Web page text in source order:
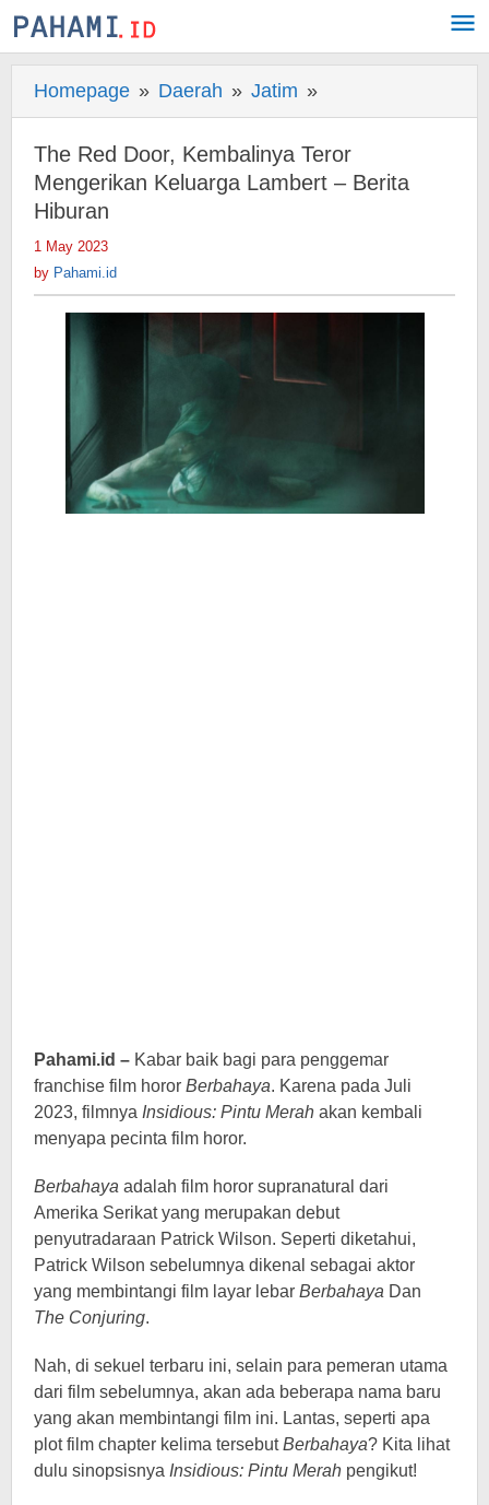
Skip
to
Homepage » Daerah » Jatim »
Red
Door,
Kembalinya
Lambert
Hiburan
The Red Door, Kembalinya Teror
Mengerikan Keluarga Lambert – Berita
Hiburan
1 May 2023
by Pahami.id
Pahami.id – Kabar baik bagi para penggemar
franchise film horor Berbahaya. Karena pada Juli
2023, filmnya Insidious: Pintu Merah akan kembali
menyapa pecinta film horor.
Berbahaya adalah film horor supranatural dari
Amerika Serikat yang merupakan debut
penyutradaraan Patrick Wilson. Seperti diketahui,
Patrick Wilson sebelumnya dikenal sebagai aktor
yang membintangi film layar lebar Berbahaya Dan
The Conjuring.
Nah, di sekuel terbaru ini, selain para pemeran utama
dari film sebelumnya, akan ada beberapa nama baru
yang akan membintangi film ini. Lantas, seperti apa
plot film chapter kelima tersebutBerbahaya? Kita lihat
dulu sinopsisnya Insidious: Pintu Merah pengikut!